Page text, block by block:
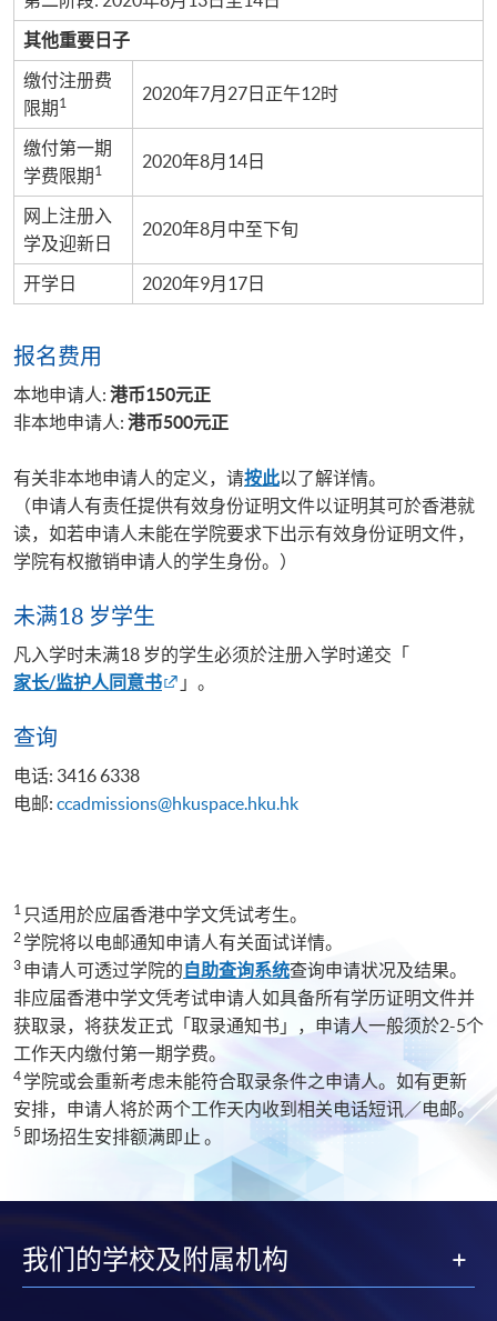
其他重要日子
缴付注册费
限期 1 2020年7月27日正午12时
缴付第一期
学费限期 1 2020年8月14日
网上注册入
学及迎新日
2020年8月中至下旬
开学日 2020年9月17日
报名费用
本地申请人: 港币150元正
非本地申请人: 港币500元正
有关非本地申请人的定义，请按此以了解详情。
（申请人有责任提供有效身份证明文件以证明其可於香港就
读，如若申请人未能在学院要求下出示有效身份证明文件，
学院有权撤销申请人的学生身份。）
未满18 岁学生
凡入学时未满18 岁的学生必须於注册入学时递交「
家长/监护人同意书
」。
查询
电话: 3416 6338
电邮: ccadmissions@hkuspace.hku.hk
1 只适用於应届香港中学文凭试考生。
2 学院将以电邮通知申请人有关面试详情。
3 申请人可透过学院的自助查询系统查询申请状况及结果。
非应届香港中学文凭考试申请人如具备所有学历证明文件并
获取录，将获发正式「取录通知书」，申请人一般须於2-5个
工作天内缴付第一期学费。
4 学院或会重新考虑未能符合取录条件之申请人。如有更新
安排，申请人将於两个工作天内收到相关电话短讯／电邮。
5 即场招生安排额满即止 。
我们的学校及附属机构